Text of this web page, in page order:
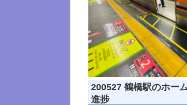
200527 鶴橋駅のホー
進捗